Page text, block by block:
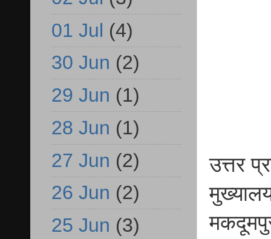
उत्तर
01 Jul (4)
30 Jun (2)
29 Jun (1)
28 Jun (1)
27 Jun (2)
26 Jun (2)
25 Jun (3)